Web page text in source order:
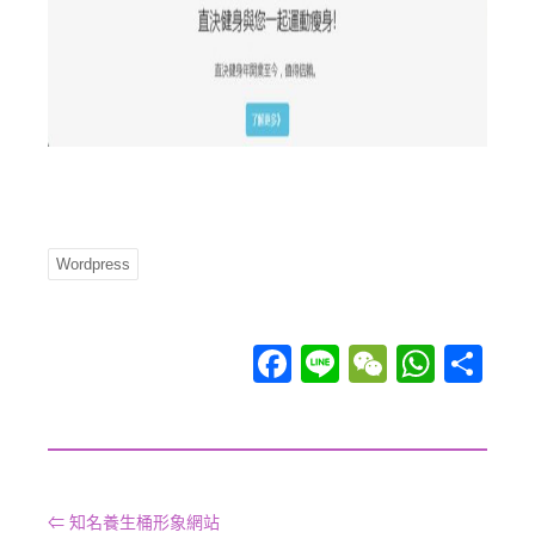
Wordpress
FacebookLine WeChat WhatsApp
⇐ 知名養生桶形象網站